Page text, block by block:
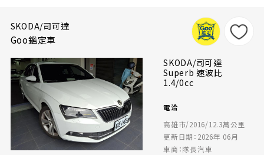
SKODA/司可達
Goo鑑定車
SKODA/司可達
Superb 速波比
1.4/0cc
電洽
高雄市/2016/12.3萬公里
更新日期：2026年 06月
車商：隊長汽車